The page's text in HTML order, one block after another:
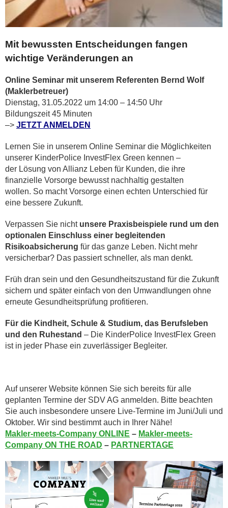
Mit bewussten Entscheidungen fangen
wichtige Veränderungen an
Online Seminar mit unserem Referenten Bernd Wolf
(Maklerbetreuer)
Dienstag, 31.05.2022 um 14:00 – 14:50 Uhr
Bildungszeit 45 Minuten
–> JETZT ANMELDEN
Lernen Sie in unserem Online Seminar die Möglichkeiten
unserer KinderPolice InvestFlex Green kennen –
der Lösung von Allianz Leben für Kunden, die ihre
finanzielle Vorsorge bewusst nachhaltig gestalten
wollen. So macht Vorsorge einen echten Unterschied für
eine bessere Zukunft.
Verpassen Sie nicht unsere Praxisbeispiele rund um den
optionalen Einschluss einer begleitenden
Risikoabsicherung für das ganze Leben. Nicht mehr
versicherbar? Das passiert schneller, als man denkt.
Früh dran sein und den Gesundheitszustand für die Zukunft
sichern und später einfach von den Umwandlungen ohne
erneute Gesundheitsprüfung profitieren.
Für die Kindheit, Schule & Studium, das Berufsleben
und den Ruhestand – Die KinderPolice InvestFlex Green
ist in jeder Phase ein zuverlässiger Begleiter.
Auf unserer Website können Sie sich bereits für alle
geplanten Termine der SDV AG anmelden. Bitte beachten
Sie auch insbesondere unsere Live-Termine im Juni/Juli und
Oktober. Wir sind bestimmt auch in Ihrer Nähe!
Makler-meets-Company ONLINE – Makler-meets-
Company ON THE ROAD – PARTNERTAGE